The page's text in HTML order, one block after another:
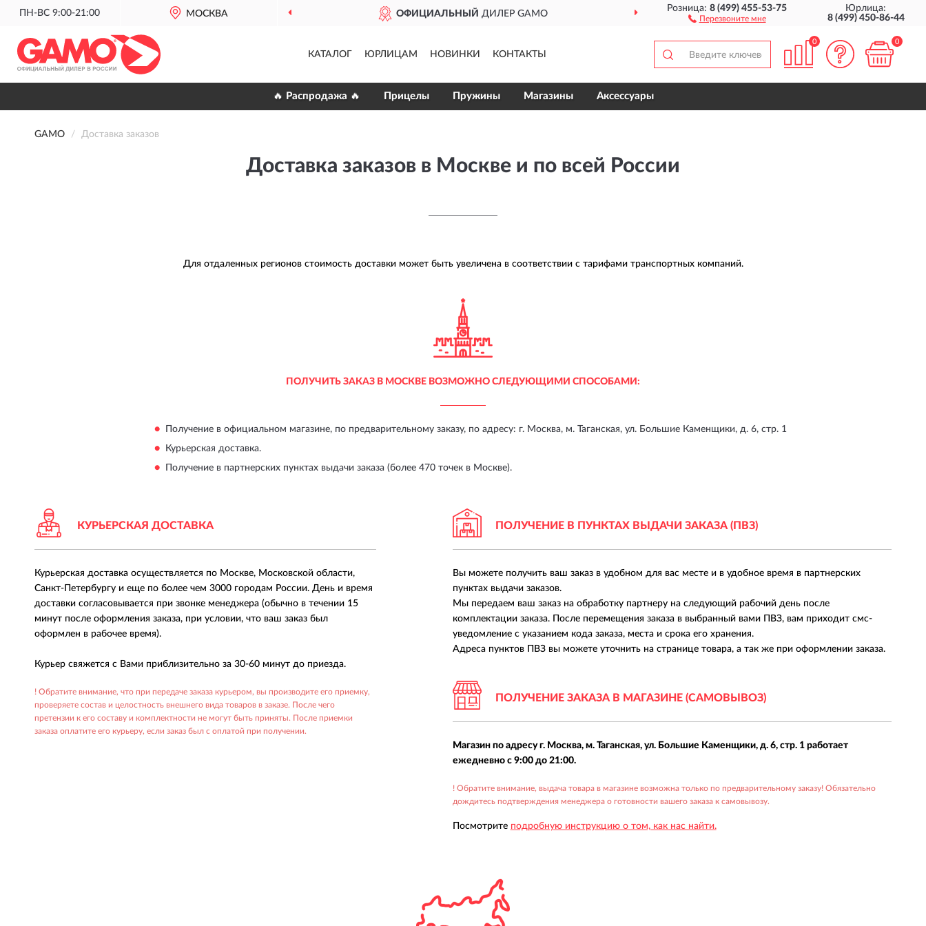
ПН-ВС 9:00-21:00 МОСКВА ОФИЦИАЛЬНЫЙ ДИЛЕР GAMO ДОСТАВИМПО ВСЕЙ РОССИИ
Розница:8 (499) 455-53-75
Перезвоните мне
Юрлица:
8 (499) 450-86-44
КАТАЛОГ ЮРЛИЦАМ НОВИНКИ КОНТАКТЫ
0 0
🔥 Распродажа 🔥 Прицелы Пружины Магазины Аксессуары
GAMO Доставка заказов
Доставка заказов в Москве и по всей России
Для отдаленных регионов стоимость доставки может быть увеличена в соответствии с тарифами транспортных компаний.
ПОЛУЧИТЬ ЗАКАЗ В МОСКВЕ ВОЗМОЖНО СЛЕДУЮЩИМИ СПОСОБАМИ:
Получение в официальном магазине, по предварительному заказу, по адресу: г. Москва, м. Таганская, ул. Большие Каменщики, д. 6, стр. 1
Курьерская доставка.
Получение в партнерских пунктах выдачи заказа (более 470 точек в Москве).
КУРЬЕРСКАЯ ДОСТАВКА
Курьерская доставка осуществляется по Москве, Московской области,
Санкт-Петербургу и еще по более чем 3000 городам России. День и время
доставки согласовывается при звонке менеджера (обычно в течении 15
минут после оформления заказа, при условии, что ваш заказ был
оформлен в рабочее время).
Курьер свяжется с Вами приблизительно за 30-60 минут до приезда.
! Обратите внимание, что при передаче заказа курьером, вы производите его приемку,
проверяете состав и целостность внешнего вида товаров в заказе. После чего
претензии к его составу и комплектности не могут быть приняты. После приемки
заказа оплатите его курьеру, если заказ был с оплатой при получении.
ПОЛУЧЕНИЕ В ПУНКТАХ ВЫДАЧИ ЗАКАЗА (ПВЗ)
Вы можете получить ваш заказ в удобном для вас месте и в удобное время в партнерских
пунктах выдачи заказов.
Мы передаем ваш заказ на обработку партнеру на следующий рабочий день после
комплектации заказа. После перемещения заказа в выбранный вами ПВЗ, вам приходит смс-
уведомление с указанием кода заказа, места и срока его хранения.
Адреса пунктов ПВЗ вы можете уточнить на странице товара, а так же при оформлении заказа.
ПОЛУЧЕНИЕ ЗАКАЗА В МАГАЗИНЕ (САМОВЫВОЗ)
Магазин по адресу г. Москва, м. Таганская, ул. Большие Каменщики, д. 6, стр. 1 работает
ежедневно с 9:00 до 21:00.
! Обратите внимание, выдача товара в магазине возможна только по предварительному заказу! Обязательно
дождитесь подтверждения менеджера о готовности вашего заказа к самовывозу.
Посмотрите подробную инструкцию о том, как нас найти.